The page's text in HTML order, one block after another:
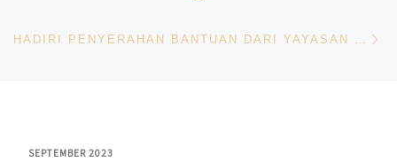
SEPTEMBER 2023